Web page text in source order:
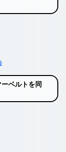
ベルトを同